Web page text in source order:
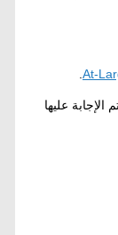
At-
الإجابة عليها